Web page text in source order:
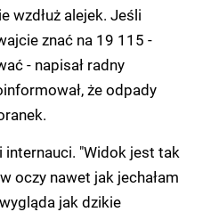
wzdłuż alejek. Jeśli
znać na 19 115 -
- napisał radny
że odpady
"Widok jest tak
oczy nawet jak jechałam
jak dzikie